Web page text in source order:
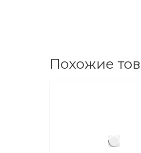
Похожие